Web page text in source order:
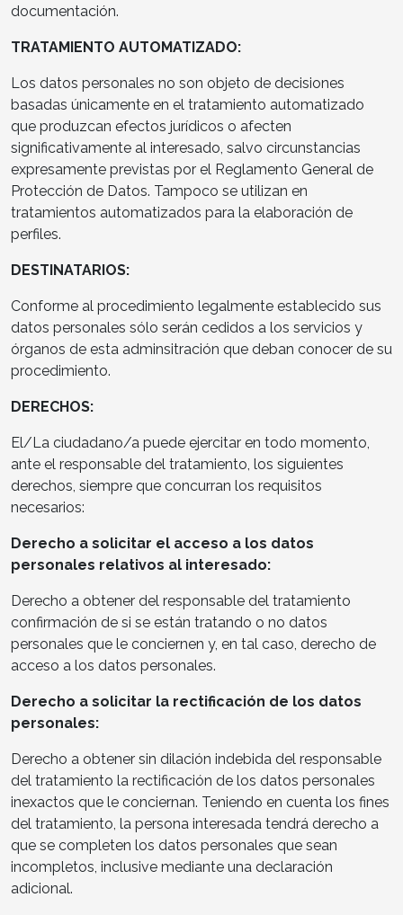
documentación.
TRATAMIENTO AUTOMATIZADO:
Los datos personales no son objeto de decisiones
basadas únicamente en el tratamiento automatizado
que produzcan efectos jurídicos o afecten
significativamente al interesado, salvo circunstancias
expresamente previstas por el Reglamento General de
Protección de Datos. Tampoco se utilizan en
tratamientos automatizados para la elaboración de
perfiles.
DESTINATARIOS:
Conforme al procedimiento legalmente establecido sus
datos personales sólo serán cedidos a los servicios y
órganos de esta adminsitración que deban conocer de su
procedimiento.
DERECHOS:
El/La ciudadano/a puede ejercitar en todo momento,
ante el responsable del tratamiento, los siguientes
derechos, siempre que concurran los requisitos
necesarios:
Derecho a solicitar el acceso a los datos
personales relativos al interesado:
Derecho a obtener del responsable del tratamiento
confirmación de si se están tratando o no datos
personales que le conciernen y, en tal caso, derecho de
acceso a los datos personales.
Derecho a solicitar la rectificación de los datos
personales:
Derecho a obtener sin dilación indebida del responsable
del tratamiento la rectificación de los datos personales
inexactos que le conciernan. Teniendo en cuenta los fines
del tratamiento, la persona interesada tendrá derecho a
que se completen los datos personales que sean
incompletos, inclusive mediante una declaración
adicional.